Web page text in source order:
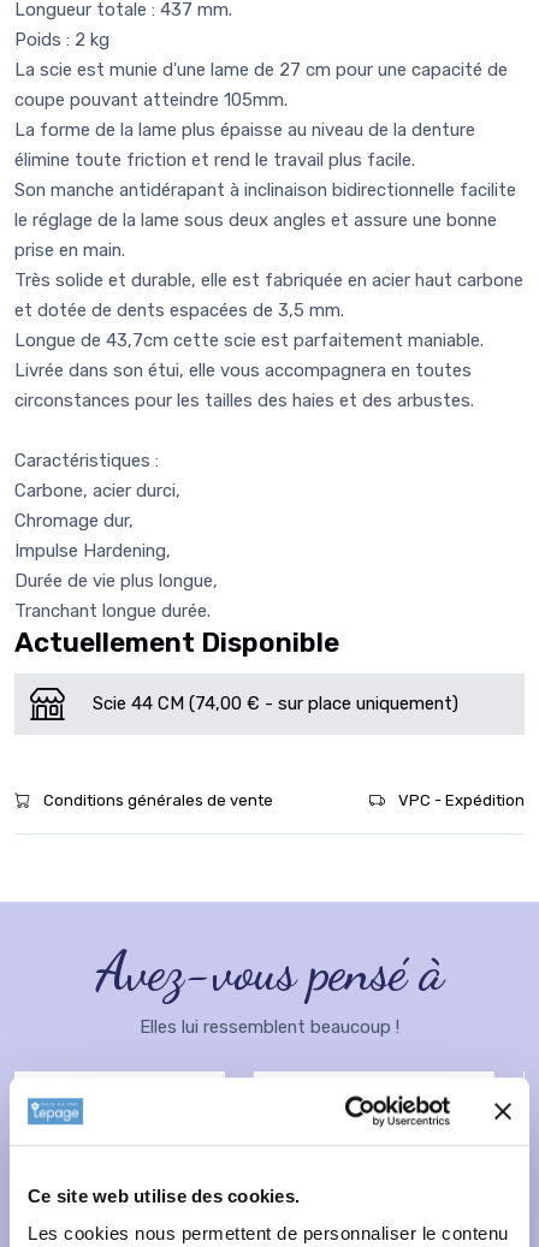
Ce site web utilise des cookies.
Les cookies nous permettent de personnaliser le contenu
Longueur totale : 437 mm.
Poids : 2 kg
La scie est munie d'une lame de 27 cm pour une capacité de
coupe pouvant atteindre 105mm.
La forme de la lame plus épaisse au niveau de la denture
élimine toute friction et rend le travail plus facile.
Son manche antidérapant à inclinaison bidirectionnelle facilite
le réglage de la lame sous deux angles et assure une bonne
prise en main.
Très solide et durable, elle est fabriquée en acier haut carbone
et dotée de dents espacées de 3,5 mm.
Longue de 43,7cm cette scie est parfaitement maniable.
Livrée dans son étui, elle vous accompagnera en toutes
circonstances pour les tailles des haies et des arbustes.
Caractéristiques :
Carbone, acier durci,
Chromage dur,
Impulse Hardening,
Durée de vie plus longue,
Tranchant longue durée.
Actuellement Disponible
Scie 44 CM (74,00 € - sur place uniquement)
Conditions générales de vente VPC - Expédition
Avez-vous pensé à
Elles lui ressemblent beaucoup !